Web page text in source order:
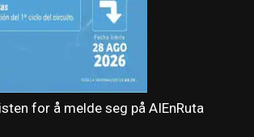
for å melde seg på AIEnRuta